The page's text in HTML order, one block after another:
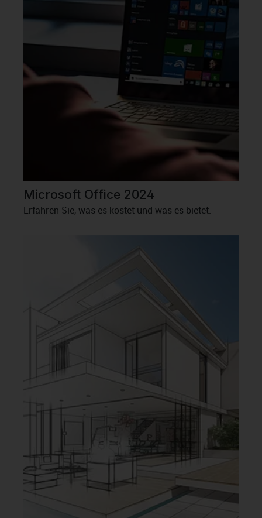
Microsoft Office 2024
Erfahren Sie, was es kostet und was es bietet.